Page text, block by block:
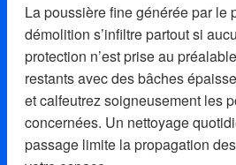
La poussière fine générée par le
démolition s’infiltre partout si
protection n’est prise au
restants avec des bâches
et calfeutrez soigneusement les
concernées. Un nettoyage
passage limite la propagation